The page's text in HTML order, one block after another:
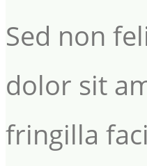
Sed non
dolor sit
fringilla